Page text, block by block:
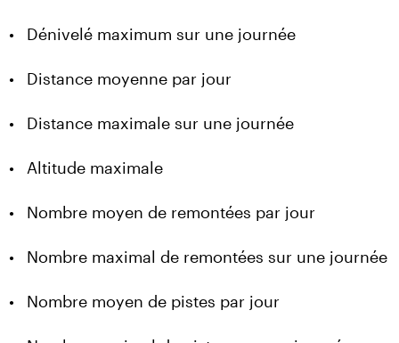
•	Dénivelé maximum sur une journée
•	Distance moyenne par jour
•	Distance maximale sur une journée
•	Altitude maximale
•	Nombre moyen de remontées par jour
•	Nombre maximal de remontées sur une journée
•	Nombre moyen de pistes par jour